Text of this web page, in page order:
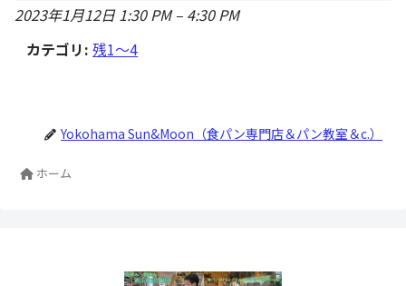
2023年1月12日 1:30 PM– 4:30 PM
カテゴリ: 残1〜4
Yokohama Sun&Moon（食パン専門店＆パン教室＆c.）
ホーム